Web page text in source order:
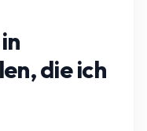
die ich